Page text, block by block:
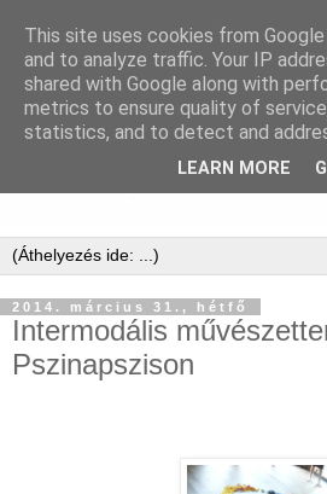
2014. március 31., hétfő
Intermodális
Pszinapszison
This site uses cookies from
and to analyze traffic. Your IP
shared with Google along with
metrics to ensure quality of
statistics, and to detect and
LEARN MORE